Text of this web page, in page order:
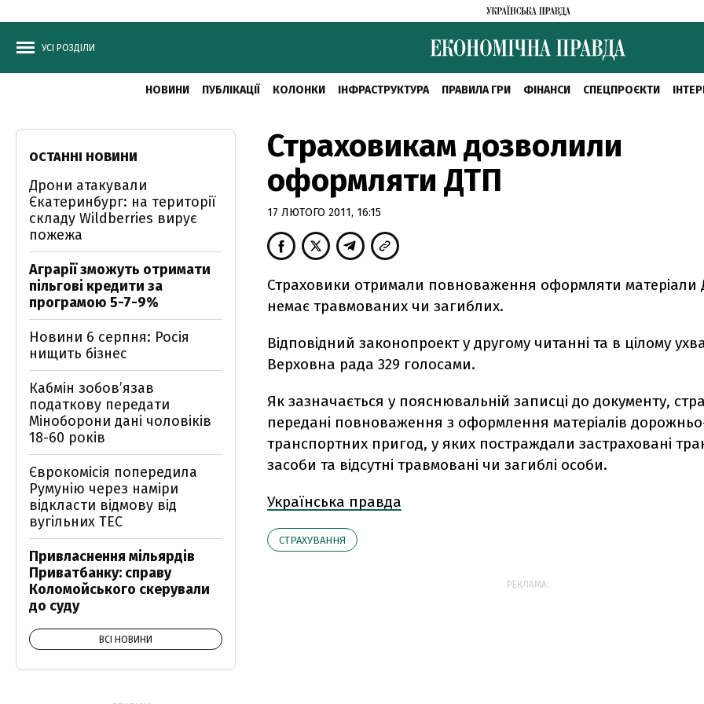
УСІ РОЗДІЛИ
НОВИНИ ПУБЛІКАЦІЇ КОЛОНКИ ІНФРАСТРУКТУРА ПРАВИЛА ГРИ ФІНАНСИ СПЕЦПРОЄКТИ
Страховикам дозволили
оформляти ДТП
17 ЛЮТОГО 2011, 16:15
Страховики отримали повноваження оформляти матеріали
немає травмованих чи загиблих.
Відповідний законопроект у другому читанні та в цілому
Верховна рада 329 голосами.
Як зазначається у пояснювальній записці до документу,
передані повноваження з оформлення матеріалів
транспортних пригод, у яких постраждали застраховані
засоби та відсутні травмовані чи загиблі особи.
Українська правда
СТРАХУВАННЯ
РЕКЛАМА:
ОСТАННІ НОВИНИ
Дрони атакували
Єкатеринбург: на території
складу Wildberries вирує
пожежа
Аграрії зможуть отримати
пільгові кредити за
програмою 5-7-9%
Новини 6 серпня: Росія
нищить бізнес
Кабмін зобовʼязав
податкову передати
Міноборони дані чоловіків
18-60 років
Єврокомісія попередила
Румунію через наміри
відкласти відмову від
вугільних ТЕС
Привласнення мільярдів
Приватбанку: справу
Коломойського скерували
до суду
ВСІ НОВИНИ